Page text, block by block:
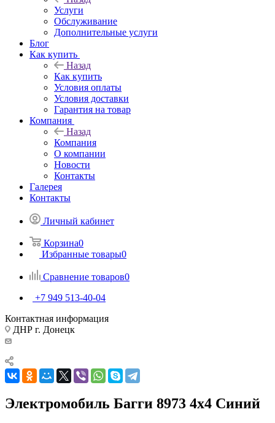
Услуги
Обслуживание
Дополнительные услуги
Блог
Как купить
Назад
Как купить
Условия оплаты
Условия доставки
Гарантия на товар
Компания
Назад
Компания
О компании
Новости
Контакты
Галерея
Контакты
Личный кабинет
Корзина0
Избранные товары0
Сравнение товаров0
+7 949 513-40-04
Контактная информация
ДНР г. Донецк
Электромобиль Багги 8973 4х4 Синий